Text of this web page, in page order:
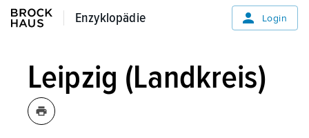
Enzyklopädie
Enzyklopädie Login
Leipzig (Landkreis)